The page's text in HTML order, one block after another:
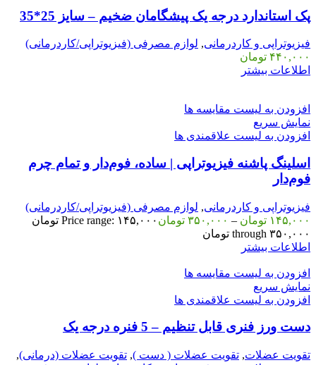
پک استاندارد درجه یک پیشگامان ضخیم – سایز 25*35
فیزیوتراپی و کاردرمانی, لوازم مصرفی (فیزیوتراپی/کاردرمانی)
۴۴۰,۰۰۰ تومان
اطلاعات بیشتر
افزودن به لیست مقایسه ها
نمایش سریع
افزودن به لیست علاقمندی ها
اسلینگ پاشنه فیزیوتراپی | ساده، فوم‌دار و تمام چرم
فوم‌دار
فیزیوتراپی و کاردرمانی, لوازم مصرفی (فیزیوتراپی/کاردرمانی)
۱۴۵,۰۰۰ تومان – ۳۵۰,۰۰۰ تومان
Price range: ۱۴۵,۰۰۰ تومان
through ۳۵۰,۰۰۰ تومان
اطلاعات بیشتر
افزودن به لیست مقایسه ها
نمایش سریع
افزودن به لیست علاقمندی ها
دست ورز فنری قابل تنظیم – 5 فنره درجه یک
تقویت عضلات, تقویت عضلات ( دست ), تقویت عضلات (درمانی),